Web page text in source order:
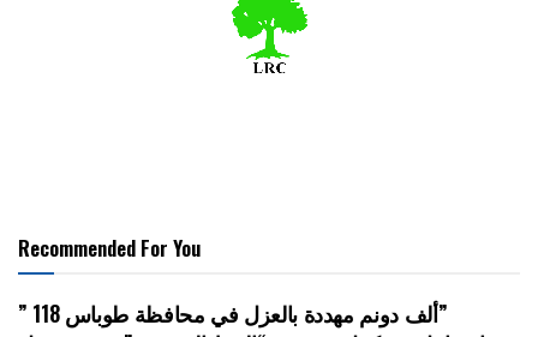
Recommended For You
” 118 ألف دونم مهددة بالعزل في محافظة طوباس”